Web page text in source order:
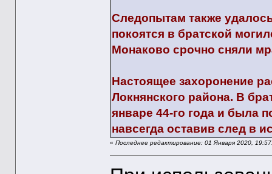
Следопытам также
покоятся в братской
Монаково срочно сняли
Настоящее захоронение
Локнянского района. В
январе 44-го года и была
навсегда оставив след в
« Последнее редактирование: 01 Января 2020,